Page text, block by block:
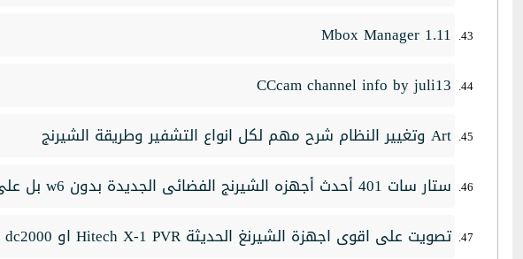
Mbox Manager 1.11
CCcam channel info by juli13
Art وتغيير النظام شرح مهم لكل انواع التشفير وطريقة الشيرنج
ستار سات 401 أحدث أجهزه الشيرنج الفضائى الجديدة بدون w6 بل على النيل سات
تصويت على اقوى اجهزة الشيرنغ الحديثة Hitech X-1 PVR او dc2000 او سبيس سات